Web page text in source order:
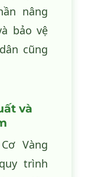
nâng
bảo vệ
cũng
và
Vàng
trình